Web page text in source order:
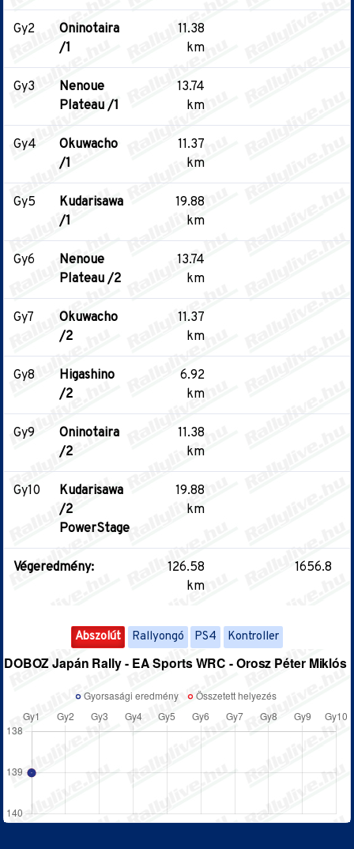
Gy2
Oninotaira
/1
11.38
km
Gy3
Nenoue
Plateau /1
13.74
km
Gy4
Okuwacho
/1
11.37
km
Gy5
Kudarisawa
/1
19.88
km
Gy6
Nenoue
Plateau /2
13.74
km
Gy7
Okuwacho
/2
11.37
km
Gy8
Higashino
/2
6.92
km
Gy9
Oninotaira
/2
11.38
km
Gy10
Kudarisawa
/2
PowerStage
19.88
km
Végeredmény:
126.58
km
1656.8
Abszolút Rallyongó PS4 Kontroller